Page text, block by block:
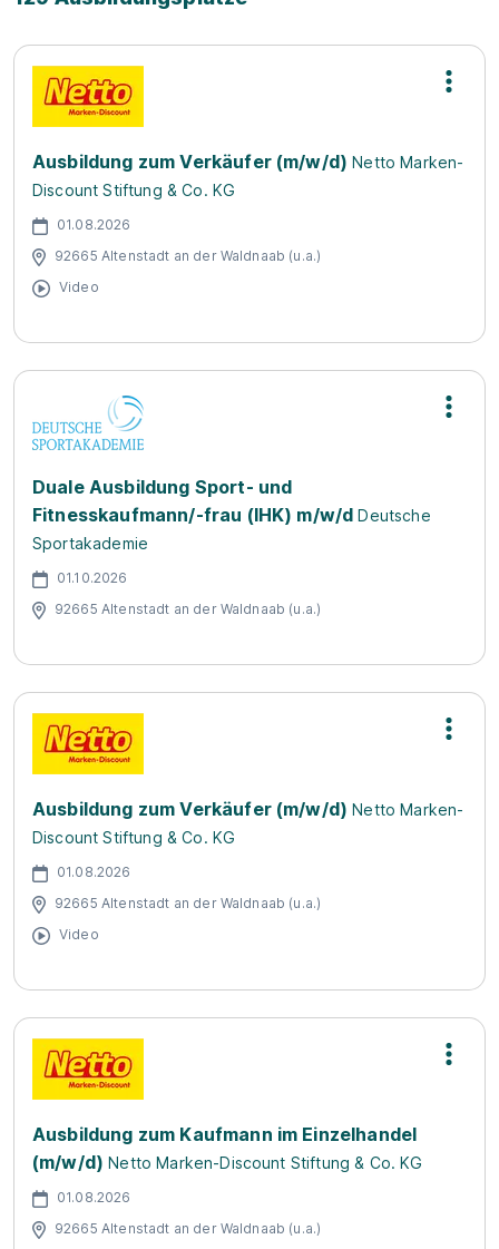
Ausbildung zum Verkäufer (m/w/d) Netto Marken-
Discount Stiftung & Co. KG
01.08.2026
92665 Altenstadt an der Waldnaab (u.a.)
Video
Duale Ausbildung Sport- und
Fitnesskaufmann/-frau (IHK) m/w/d Deutsche
Sportakademie
01.10.2026
92665 Altenstadt an der Waldnaab (u.a.)
Ausbildung zum Verkäufer (m/w/d) Netto Marken-
Discount Stiftung & Co. KG
01.08.2026
92665 Altenstadt an der Waldnaab (u.a.)
Video
Ausbildung zum Kaufmann im Einzelhandel
(m/w/d) Netto Marken-Discount Stiftung & Co. KG
01.08.2026
92665 Altenstadt an der Waldnaab (u.a.)